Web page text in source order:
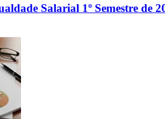
Salarial 1º Semestre de